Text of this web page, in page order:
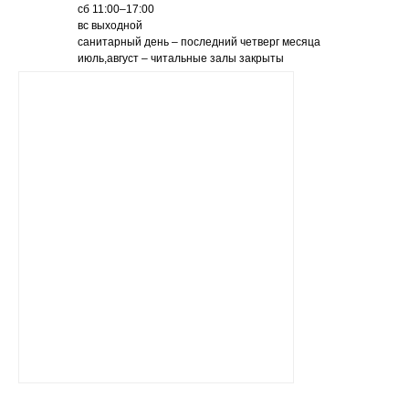
сб 11:00–17:00
вс выходной
санитарный день – последний четверг месяца
июль,август – читальные залы закрыты